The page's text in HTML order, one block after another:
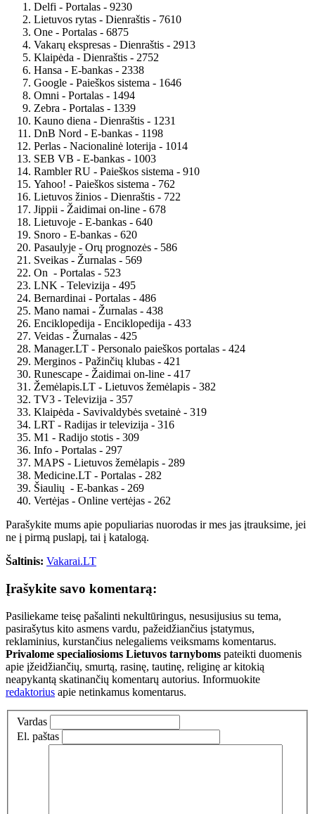
Delfi - Portalas - 9230
Lietuvos rytas - Dienraštis - 7610
One - Portalas - 6875
Vakarų ekspresas - Dienraštis - 2913
Klaipėda - Dienraštis - 2752
Hansa - E-bankas - 2338
Google - Paieškos sistema - 1646
Omni - Portalas - 1494
Zebra - Portalas - 1339
Kauno diena - Dienraštis - 1231
DnB Nord - E-bankas - 1198
Perlas - Nacionalinė loterija - 1014
SEB VB - E-bankas - 1003
Rambler RU - Paieškos sistema - 910
Yahoo! - Paieškos sistema - 762
Lietuvos žinios - Dienraštis - 722
Jippii - Žaidimai on-line - 678
Lietuvoje - E-bankas - 640
Snoro - E-bankas - 620
Pasaulyje - Orų prognozės - 586
Sveikas - Žurnalas - 569
On - Portalas - 523
LNK - Televizija - 495
Bernardinai - Portalas - 486
Mano namai - Žurnalas - 438
Enciklopedija - Enciklopedija - 433
Veidas - Žurnalas - 425
Manager.LT - Personalo paieškos portalas - 424
Merginos - Pažinčių klubas - 421
Runescape - Žaidimai on-line - 417
Žemėlapis.LT - Lietuvos žemėlapis - 382
TV3 - Televizija - 357
Klaipėda - Savivaldybės svetainė - 319
LRT - Radijas ir televizija - 316
M1 - Radijo stotis - 309
Info - Portalas - 297
MAPS - Lietuvos žemėlapis - 289
Medicine.LT - Portalas - 282
Šiaulių - E-bankas - 269
Vertėjas - Online vertėjas - 262
Parašykite mums apie populiarias nuorodas ir mes jas įtrauksime, jei
ne į pirmą puslapį, tai į katalogą.
Šaltinis: Vakarai.LT
Įrašykite savo komentarą:
Pasiliekame teisę pašalinti nekultūringus, nesusijusius su tema,
pasirašytus kito asmens vardu, pažeidžiančius įstatymus,
reklaminius, kurstančius nelegaliems veiksmams komentarus.
Privalome specialiosioms Lietuvos tarnyboms pateikti duomenis
apie įžeidžiančių, smurtą, rasinę, tautinę, religinę ar kitokią
neapykantą skatinančių komentarų autorius. Informuokite
redaktorius apie netinkamus komentarus.
Vardas
El. paštas